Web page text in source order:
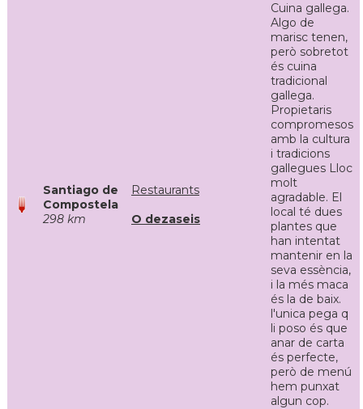
Santiago de
Compostela
298 km
Restaurants
O dezaseis
Cuina gallega.
Algo de
marisc tenen,
però sobretot
és cuina
tradicional
gallega.
Propietaris
compromesos
amb la cultura
i tradicions
gallegues Lloc
molt
agradable. El
local té dues
plantes que
han intentat
mantenir en la
seva essència,
i la més maca
és la de baix.
l'unica pega q
li poso és que
anar de carta
és perfecte,
però de menú
hem punxat
algun cop.